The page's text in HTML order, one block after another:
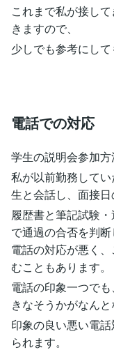
これまで私が接し
きますので、
少しでも参考にし
電話での対応
学生の説明会参加方
私が以前勤務して
生と会話し、面接日
履歴書と筆記試験
で通過の合否を判
電話の対応が悪く
むこともあります。
電話の印象一つで
きなそうかがなんと
印象の良い悪い電
られます。